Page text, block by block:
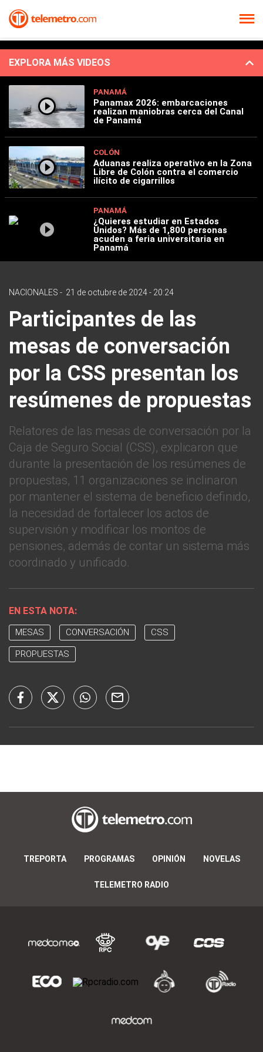
EXPLORA MÁS VIDEOS
PANAMÁ
Panamax 2026: embarcaciones
realizan maniobras cerca del Canal
de Panamá
COLÓN
Aduanas realiza operativo en la Zona
Libre de Colón contra el comercio
ilícito de cigarrillos
PANAMÁ
¿Quieres estudiar en Estados
Unidos? Más de 1,800 personas
acuden a feria universitaria en
Panamá
NACIONALES - 21 de octubre de 2024 - 20:24
Participantes de las
mesas de conversación
por la CSS presentan los
resúmenes de propuestas
Relatores de las mesas de conversación por la
Caja de Seguro Social (CSS), explicaron que
durante la presentación de los resúmenes de
propuestas, 11 organizaciones se inclinaron
por mantener el sistema de beneficio definido,
la necesidad de fortalecer los actos de
supervisión y modificar los montos de
pensiones, además de contar un sistema más
coordinado y unificado.
EN ESTA NOTA:
MESAS CONVERSACIÓN CSS
PROPUESTAS
TREPORTA PROGRAMAS OPINIÓN NOVELAS
TELEMETRO RADIO